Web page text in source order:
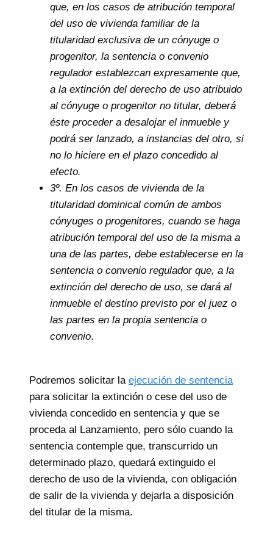
que, en los casos de atribución temporal
del uso de vivienda familiar de la
titularidad exclusiva de un cónyuge o
progenitor, la sentencia o convenio
regulador establezcan expresamente que,
a la extinción del derecho de uso atribuido
al cónyuge o progenitor no titular, deberá
éste proceder a desalojar el inmueble y
podrá ser lanzado, a instancias del otro, si
no lo hiciere en el plazo concedido al
efecto.
3º. En los casos de vivienda de la
titularidad dominical común de ambos
cónyuges o progenitores, cuando se haga
atribución temporal del uso de la misma a
una de las partes, debe establecerse en la
sentencia o convenio regulador que, a la
extinción del derecho de uso, se dará al
inmueble el destino previsto por el juez o
las partes en la propia sentencia o
convenio.
Podremos solicitar la ejecución de sentencia
para solicitar la extinción o cese del uso de
vivienda concedido en sentencia y que se
proceda al Lanzamiento, pero sólo cuando la
sentencia contemple que, transcurrido un
determinado plazo, quedará extinguido el
derecho de uso de la vivienda, con obligación
de salir de la vivienda y dejarla a disposición
del titular de la misma.